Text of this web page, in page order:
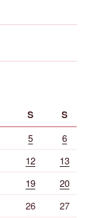
S S
5
6
12
13
19
20
26
27